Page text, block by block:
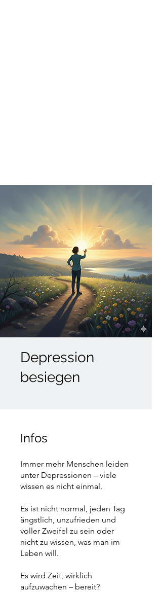
Depression
besiegen
Infos
Immer mehr Menschen leiden
unter Depressionen – viele
wissen es nicht einmal.
Es ist nicht normal, jeden Tag
ängstlich, unzufrieden und
voller Zweifel zu sein oder
nicht zu wissen, was man im
Leben will.
Es wird Zeit, wirklich
aufzuwachen – bereit?